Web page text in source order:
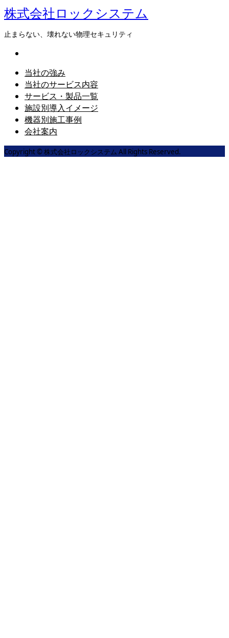
株式会社ロックシステム
止まらない、壊れない物理セキュリティ
当社の強み
当社のサービス内容
サービス・製品一覧
施設別導入イメージ
機器別施工事例
会社案内
Copyright © 株式会社ロックシステム All Rights Reserved.